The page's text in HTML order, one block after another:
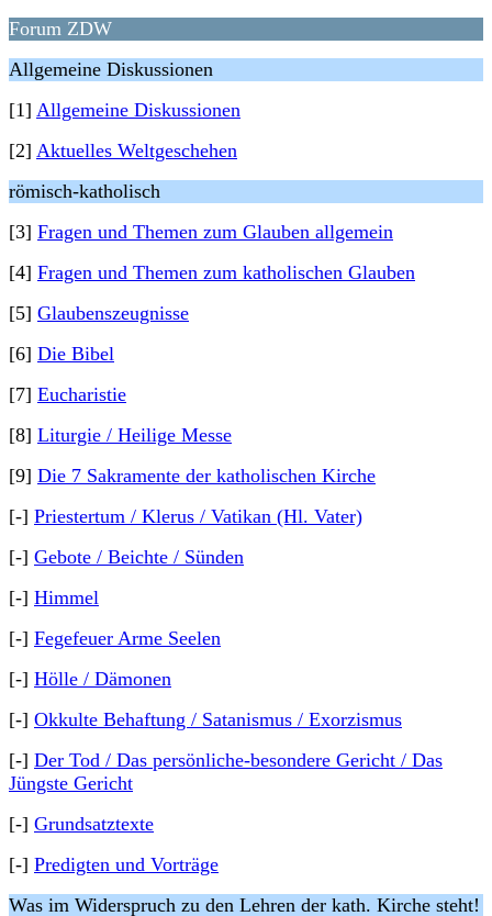
Forum ZDW
Allgemeine Diskussionen
[1] Allgemeine Diskussionen
[2] Aktuelles Weltgeschehen
römisch-katholisch
[3] Fragen und Themen zum Glauben allgemein
[4] Fragen und Themen zum katholischen Glauben
[5] Glaubenszeugnisse
[6] Die Bibel
[7] Eucharistie
[8] Liturgie / Heilige Messe
[9] Die 7 Sakramente der katholischen Kirche
[-] Priestertum / Klerus / Vatikan (Hl. Vater)
[-] Gebote / Beichte / Sünden
[-] Himmel
[-] Fegefeuer Arme Seelen
[-] Hölle / Dämonen
[-] Okkulte Behaftung / Satanismus / Exorzismus
[-] Der Tod / Das persönliche-besondere Gericht / Das
Jüngste Gericht
[-] Grundsatztexte
[-] Predigten und Vorträge
Was im Widerspruch zu den Lehren der kath. Kirche steht!